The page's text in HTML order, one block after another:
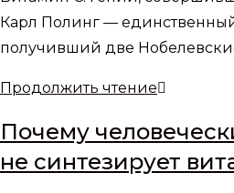
Карл Полинг —
получивший две
Продолжить чтениеЛайнус
и
Витамин
Почему
не синтезирует